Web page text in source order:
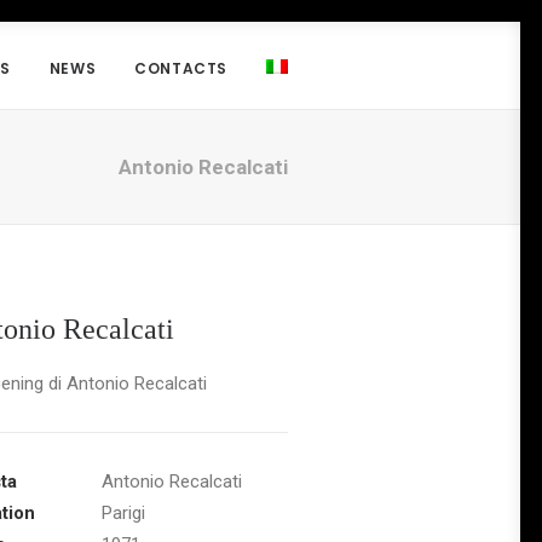
NEWS CONTACTS
Antonio Recalcati
Recalcati
di Antonio Recalcati
Antonio Recalcati
Parigi